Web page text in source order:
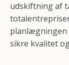
udskiftning af
planlægningen
sikre kvalitet